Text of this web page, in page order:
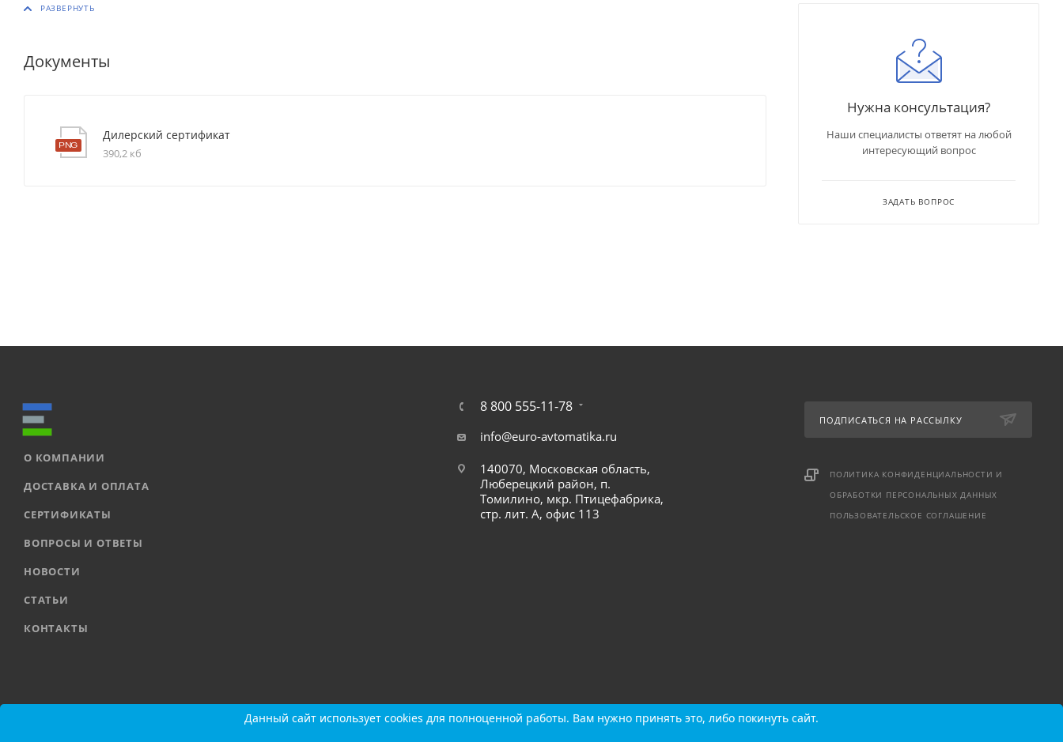
Документы
Дилерский сертификат
390,2 кб
Нужна консультация?
Наши специалисты ответят на любой
интересующий вопрос
ЗАДАТЬ ВОПРОС
О КОМПАНИИ
ДОСТАВКА И ОПЛАТА
СЕРТИФИКАТЫ
ВОПРОСЫ И ОТВЕТЫ
НОВОСТИ
СТАТЬИ
КОНТАКТЫ
8 800 555-11-78
info@euro-avtomatika.ru
140070, Московская область,
Люберецкий район, п.
Томилино, мкр. Птицефабрика,
стр. лит. А, офис 113
ПОДПИСАТЬСЯ НА РАССЫЛКУ
ПОЛИТИКА КОНФИДЕНЦИАЛЬНОСТИ И
ОБРАБОТКИ ПЕРСОНАЛЬНЫХ ДАННЫХ
ПОЛЬЗОВАТЕЛЬСКОЕ СОГЛАШЕНИЕ
Карта сайтаДанный сайт использует cookies для полноценной работы. Вам нужно принять это, либо покинуть сайт.